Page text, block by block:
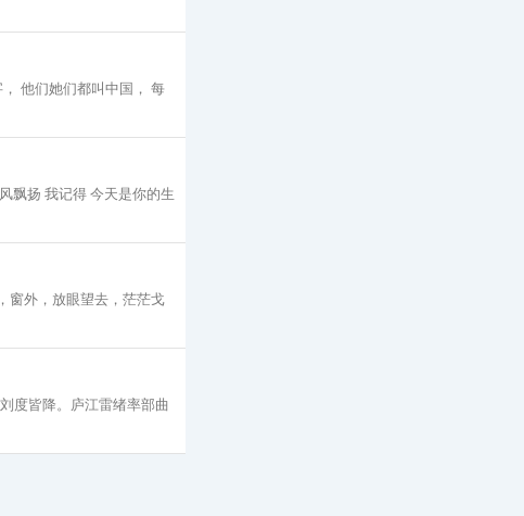
他们她们都叫中国， 每
飘扬 我记得 今天是你的生
窗外，放眼望去，茫茫戈
度皆降。庐江雷绪率部曲